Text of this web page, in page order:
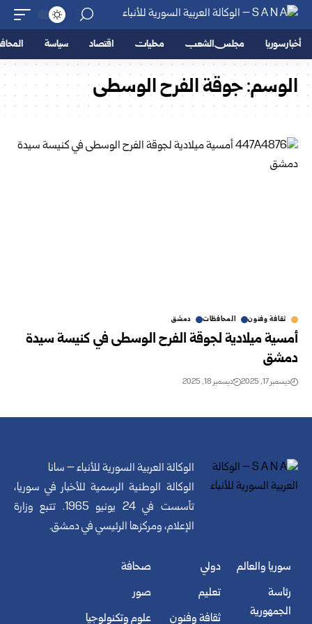
أخبار سوريا مجلس الشعب محليات اقتصاد سياسة
الوسم:جوقة الفرح الوسطى
ثقافة وفنون المحافظات دمشق
أمسية ميلادية لجوقة الفرح الوسطى في كنيسة سيدة
دمشق
ديسمبر 17, 2025 ديسمبر 18, 2025
الوكالة العربية السورية للأنباء – سانا
الوكالة الوطنية الرسمية للأخبار في سوريا،
تأسست في 24 يونيو 1965. تتبع وزارة
الإعلام، ومركزها الرئيسي في دمشق.
سوريا والعالم
رئاسة
الجمهورية
دولي
تعليم
ثقافة وفنون
صحافة
صور
علوم وتكنولوجيا